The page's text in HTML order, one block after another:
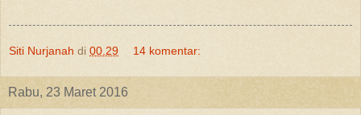
Siti Nurjanah di 00.29 14 komentar:
Rabu, 23 Maret 2016